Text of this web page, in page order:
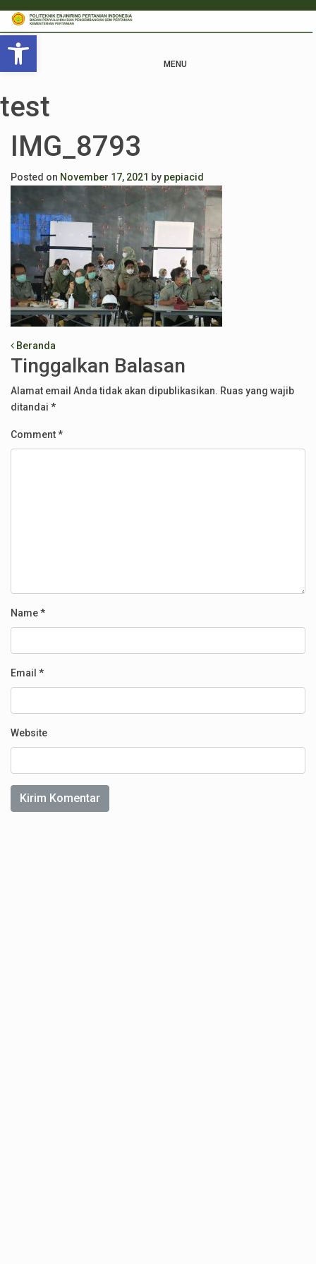
Open toolbar
MENU
test
IMG_8793
Posted on November 17, 2021 by pepiacid
Post navigation
Beranda
Tinggalkan Balasan
Alamat email Anda tidak akan dipublikasikan. Ruas yang wajib
ditandai *
Comment*
Name*
Email *
Website